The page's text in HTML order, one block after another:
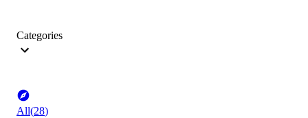
Categories
All(28)